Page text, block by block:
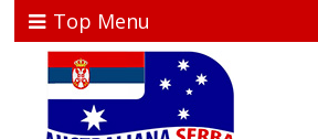
Top Menu